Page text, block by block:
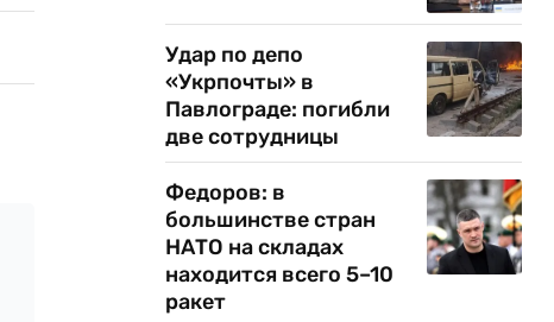
Удар по депо
«Укрпочты» в
Павлограде: погибли
две сотрудницы
Федоров: в
большинстве стран
НАТО на складах
находится всего 5–10
ракет